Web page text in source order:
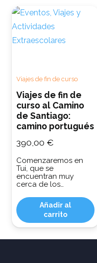
Viajes de fin de curso
Viajes de fin de
curso al Camino
de Santiago:
camino portugués
390,00 €
Comenzaremos en
Tui, que se
encuentran muy
cerca de los…
Añadir al
carrito